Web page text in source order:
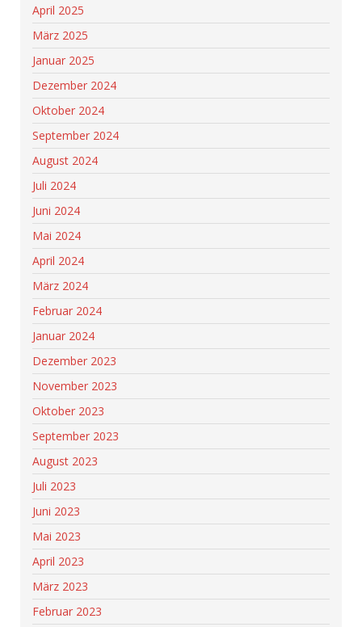
April 2025
März 2025
Januar 2025
Dezember 2024
Oktober 2024
September 2024
August 2024
Juli 2024
Juni 2024
Mai 2024
April 2024
März 2024
Februar 2024
Januar 2024
Dezember 2023
November 2023
Oktober 2023
September 2023
August 2023
Juli 2023
Juni 2023
Mai 2023
April 2023
März 2023
Februar 2023